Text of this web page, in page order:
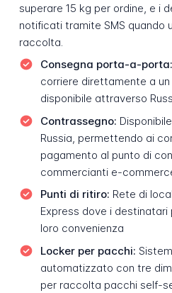
superare 15 kg per ordine, e i
notificati tramite SMS quando
raccolta.
Consegna porta-a-porta:
corriere direttamente a
disponibile attraverso
Contrassegno:
Russia, permettendo ai
pagamento al punto di
commercianti e-
Punti di ritiro: Rete di
Express dove i
loro convenienza
Locker per pacchi:
automatizzato con tre
per raccolta pacchi self-